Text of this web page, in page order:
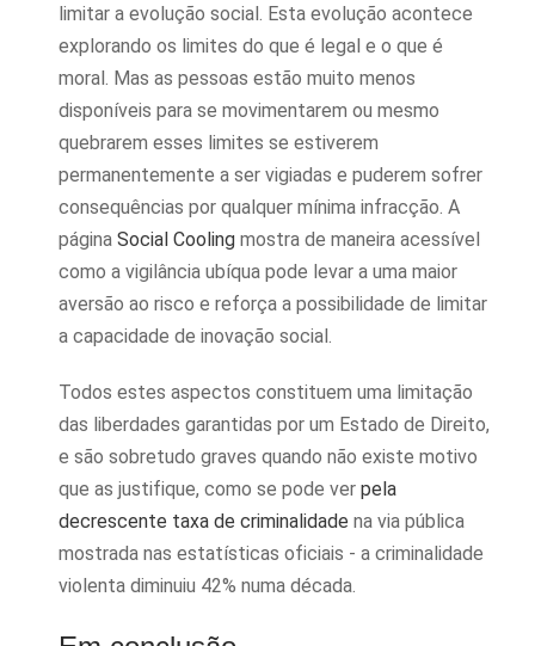
limitar a evolução social. Esta evolução acontece
explorando os limites do que é legal e o que é
moral. Mas as pessoas estão muito menos
disponíveis para se movimentarem ou mesmo
quebrarem esses limites se estiverem
permanentemente a ser vigiadas e puderem sofrer
consequências por qualquer mínima infracção. A
página Social Cooling mostra de maneira acessível
como a vigilância ubíqua pode levar a uma maior
aversão ao risco e reforça a possibilidade de limitar
a capacidade de inovação social.
Todos estes aspectos constituem uma limitação
das liberdades garantidas por um Estado de Direito,
e são sobretudo graves quando não existe motivo
que as justifique, como se pode ver pela
decrescente taxa de criminalidade na via pública
mostrada nas estatísticas oficiais - a criminalidade
violenta diminuiu 42% numa década.